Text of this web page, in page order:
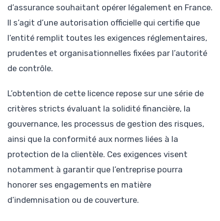
d’assurance souhaitant opérer légalement en France.
Il s’agit d’une autorisation officielle qui certifie que
l’entité remplit toutes les exigences réglementaires,
prudentes et organisationnelles fixées par l’autorité
de contrôle.
L’obtention de cette licence repose sur une série de
critères stricts évaluant la solidité financière, la
gouvernance, les processus de gestion des risques,
ainsi que la conformité aux normes liées à la
protection de la clientèle. Ces exigences visent
notamment à garantir que l’entreprise pourra
honorer ses engagements en matière
d’indemnisation ou de couverture.